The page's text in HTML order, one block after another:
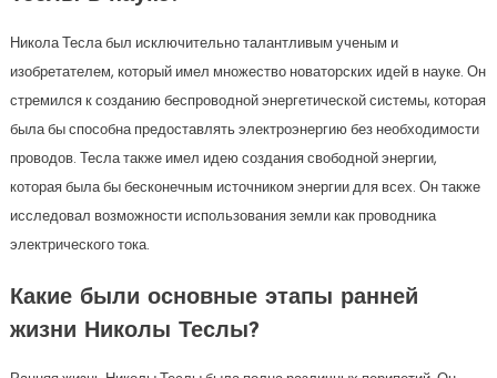
Никола Тесла был исключительно талантливым ученым и
изобретателем, который имел множество новаторских идей в науке. Он
стремился к созданию беспроводной энергетической системы, которая
была бы способна предоставлять электроэнергию без необходимости
проводов. Тесла также имел идею создания свободной энергии,
которая была бы бесконечным источником энергии для всех. Он также
исследовал возможности использования земли как проводника
электрического тока.
Какие были основные этапы ранней
жизни Николы Теслы?